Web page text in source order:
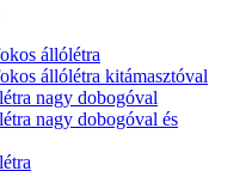
állólétra
állólétra kitámasztóval
nagy dobogóval
nagy dobogóval és